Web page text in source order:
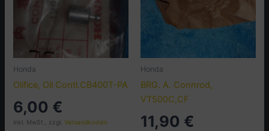
Honda
Olifice, Oil Contl.CB400T-PA
6,00 €
inkl. MwSt., zzgl.Versandkosten
Honda
BRG. A. Connrod,
VT500C,CF
11,90 €